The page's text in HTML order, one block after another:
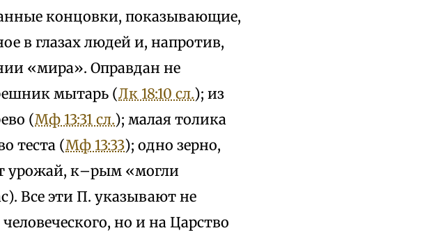
концовки, показывающие,
в глазах людей и, напротив,
«мира». Оправдан не
мытарь (Лк 18:10 сл.); из
(Мф 13:31 сл.); малая толика
теста (Мф 13:33); одно зерно,
урожай, к–рым «могли
Все эти П. указывают не
но и на Царство